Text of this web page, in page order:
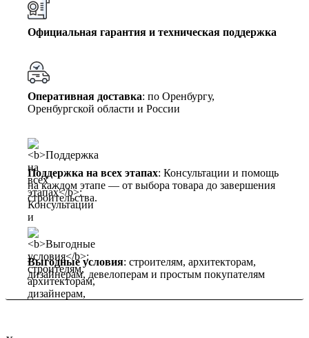
Официальная гарантия и техническая поддержка
Оперативная доставка: по Оренбургу,
Оренбургской области и России
Поддержка на всех этапах: Консультации и помощь
на каждом этапе — от выбора товара до завершения
строительства.
Выгодные условия: строителям, архитекторам,
дизайнерам, девелоперам и простым покупателям